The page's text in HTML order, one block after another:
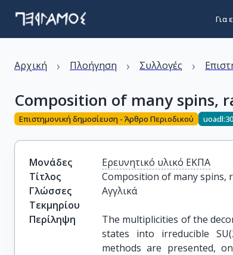
Για
Αρχική › Πλοήγηση › Συλλογές ›
Composition of many spins,
Επιστημονική δημοσίευση - Άρθρο Περιοδικού
Μονάδες
Ερευνητικό υλικό ΕΚΠΑ
Τίτλος
Composition of many spins,
Γλώσσες
Τεκμηρίου
Αγγλικά
Περίληψη
The multiplicities of the
states into irreducible
methods are presented,